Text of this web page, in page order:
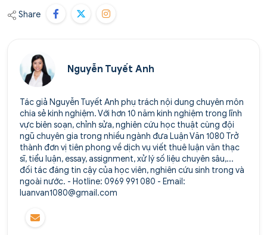
Share
Nguyễn Tuyết Anh
Tác giả Nguyễn Tuyết Anh phụ trách nội dung chuyên môn
chia sẻ kinh nghiệm. Với hơn 10 năm kinh nghiệm trong lĩnh
vực biên soạn, chỉnh sửa, nghiên cứu học thuật cùng đội
ngũ chuyên gia trong nhiều ngành đưa Luận Văn 1080 Trở
thành đơn vị tiên phong về dịch vụ viết thuê luận văn thạc
sĩ, tiểu luận, essay, assignment, xử lý số liệu chuyên sâu,...
đối tác đáng tin cậy của học viên, nghiên cứu sinh trong và
ngoài nước. - Hotline: 0969 991 080 - Email:
luanvan1080@gmail.com